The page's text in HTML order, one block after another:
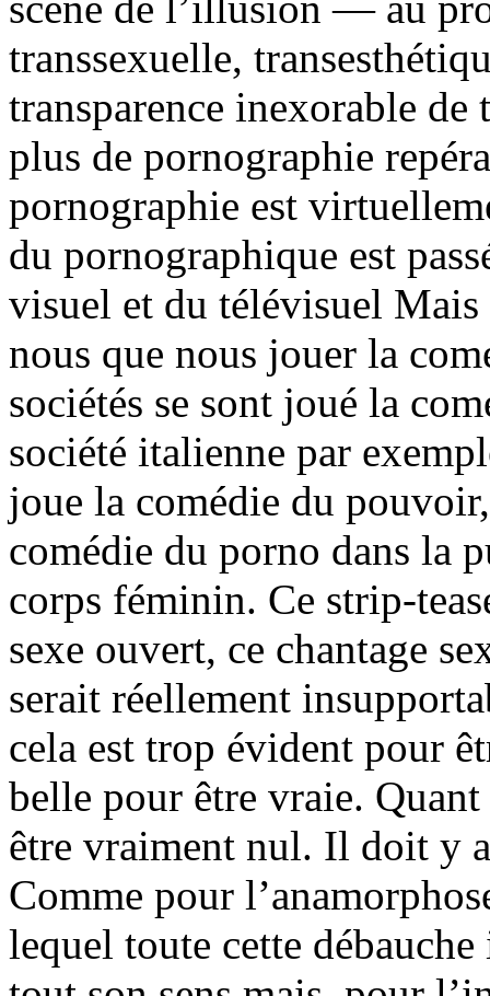
transsexuelle,
transparence inexorable de
plus de pornographie
pornographie est
du pornographique est
visuel et du télévisuel
nous que nous jouer la
sociétés se sont joué la
société italienne par
joue la comédie du
comédie du porno dans la
corps féminin. Ce strip-
sexe ouvert, ce chantage
serait réellement
cela est trop évident pour
belle pour être vraie.
être vraiment nul. Il doit y
Comme pour
lequel toute cette